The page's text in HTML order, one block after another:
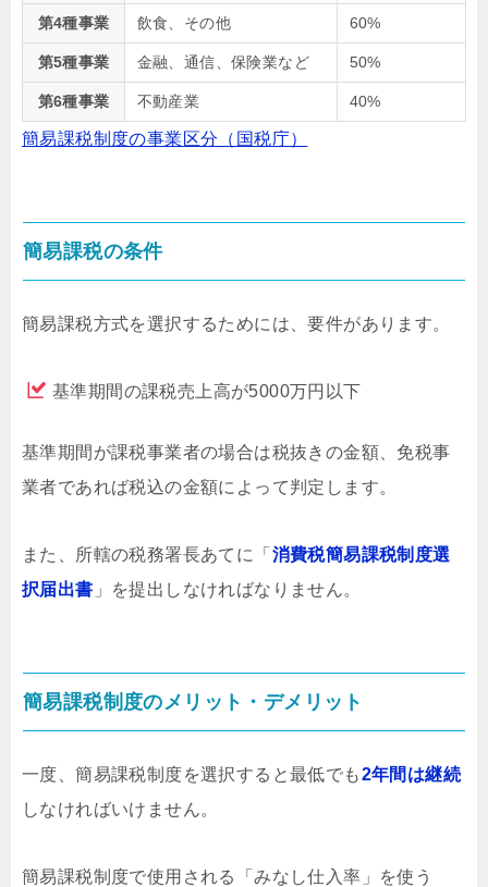
第4種事業 飲食、その他 60%
第5種事業 金融、通信、保険業など 50%
第6種事業 不動産業 40%
簡易課税制度の事業区分（国税庁）
簡易課税の条件
簡易課税方式を選択するためには、要件があります。
基準期間の課税売上高が5000万円以下
基準期間が課税事業者の場合は税抜きの金額、免税事
業者であれば税込の金額によって判定します。
また、所轄の税務署長あてに「 消費税簡易課税制度選
択届出書 」を提出しなければなりません。
簡易課税制度のメリット・デメリット
一度、簡易課税制度を選択すると最低でも2年間は継続
しなければいけません。
簡易課税制度で使用される「みなし仕入率」を使う